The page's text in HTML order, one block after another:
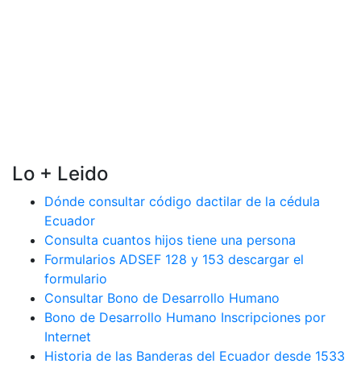
Lo + Leido
Dónde consultar código dactilar de la cédula
Ecuador
Consulta cuantos hijos tiene una persona
Formularios ADSEF 128 y 153 descargar el
formulario
Consultar Bono de Desarrollo Humano
Bono de Desarrollo Humano Inscripciones por
Internet
Historia de las Banderas del Ecuador desde 1533